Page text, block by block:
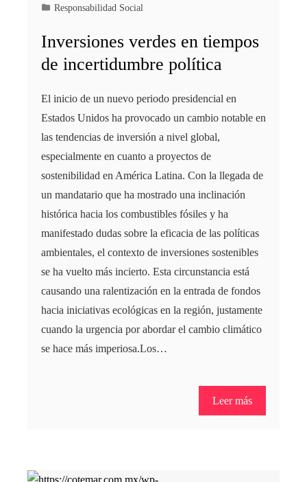
Responsabilidad Social
Inversiones verdes en tiempos
de incertidumbre política
El inicio de un nuevo periodo presidencial en
Estados Unidos ha provocado un cambio notable en
las tendencias de inversión a nivel global,
especialmente en cuanto a proyectos de
sostenibilidad en América Latina. Con la llegada de
un mandatario que ha mostrado una inclinación
histórica hacia los combustibles fósiles y ha
manifestado dudas sobre la eficacia de las políticas
ambientales, el contexto de inversiones sostenibles
se ha vuelto más incierto. Esta circunstancia está
causando una ralentización en la entrada de fondos
hacia iniciativas ecológicas en la región, justamente
cuando la urgencia por abordar el cambio climático
se hace más imperiosa.Los…
Leer más